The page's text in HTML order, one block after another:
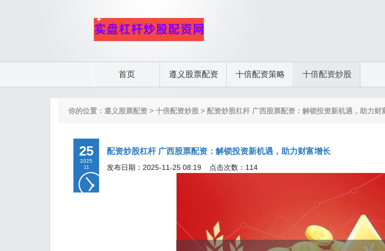
首页 遵义股票配资 十倍配资策略 十倍配资炒股
你的位置： 遵义股票配资 > 十倍配资炒股 > 配资炒股杠杆 广西股票配资：解锁投资新机遇，助力财
25
2025
11
配资炒股杠杆 广西股票配资：解锁投资新机遇，助力财富增长
发布日期：2025-11-25 08:19 点击次数：114